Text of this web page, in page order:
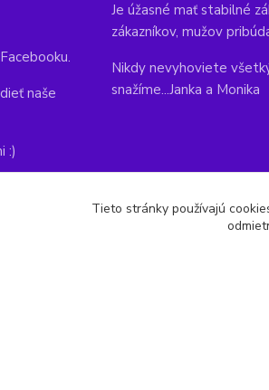
naše
:)
Je úžasné mať stabilné
zákazníkov, mužov
Nikdy nevyhoviete
snažíme...Janka a Monika
Tieto stránky používajú